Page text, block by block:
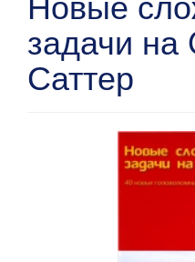
задачи на
Саттер